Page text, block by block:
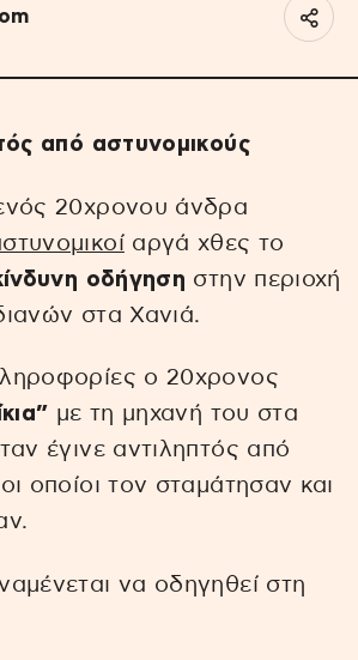
από αστυνομικούς
20χρονου άνδρα
αργά χθες το
οδήγηση στην περιοχή
στα Χανιά.
ο 20χρονος
με τη μηχανή του στα
έγινε αντιληπτός από
οποίοι τον σταμάτησαν και
να οδηγηθεί στη